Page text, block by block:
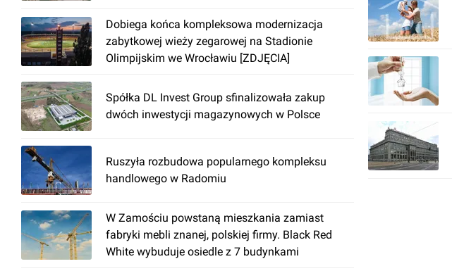
Dobiega końca kompleksowa modernizacja
zabytkowej wieży zegarowej na Stadionie
Olimpijskim we Wrocławiu [ZDJĘCIA]
Spółka DL Invest Group sfinalizowała zakup
dwóch inwestycji magazynowych w Polsce
Ruszyła rozbudowa popularnego kompleksu
handlowego w Radomiu
W Zamościu powstaną mieszkania zamiast
fabryki mebli znanej, polskiej firmy. Black Red
White wybuduje osiedle z 7 budynkami